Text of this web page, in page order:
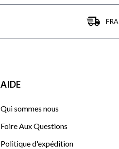
AIDE
Qui sommes nous
Foire Aux Questions
Politique d'expédition